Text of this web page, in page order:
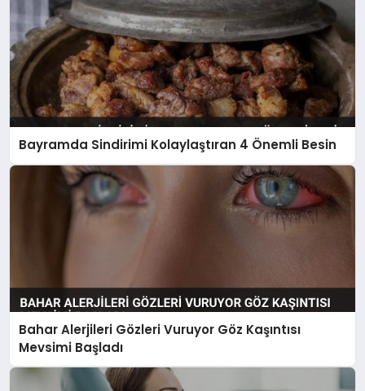
Bayramda Sindirimi Kolaylaştıran 4 Önemli Besin
Bahar Alerjileri Gözleri Vuruyor Göz Kaşıntısı
Mevsimi Başladı